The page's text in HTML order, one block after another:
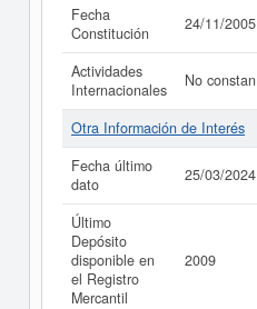
Fecha
Constitución
24/11/2005
Actividades
Internacionales
No constan
Otra Información de Interés
Fecha último
dato
25/03/2024
Último
Depósito
disponible en
el Registro
Mercantil
2009